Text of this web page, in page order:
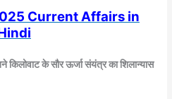
Current Affairs in
किलोवाट के सौर ऊर्जा संयंत्र का शिलान्यास